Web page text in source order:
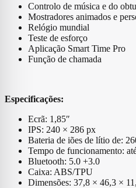
Controlo de música e do
Mostradores animados e
Relógio mundial
Teste de esforço
Aplicação Smart Time Pro
Função de chamada
Especificações:
Ecrã: 1,85″
IPS: 240 × 286 px
Bateria de iões de lítio de:
Tempo de funcionamento:
Bluetooth: 5.0 +3.0
Caixa: ABS/TPU
Dimensões: 37,8 × 46,3 ×